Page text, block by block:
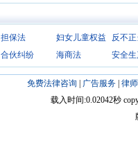
担保法
妇女儿童权益
合伙纠纷 海商法 安全
免费法律咨询 广告服务| 律
载入时间:0.02042秒